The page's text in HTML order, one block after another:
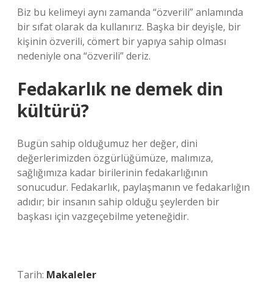
Biz bu kelimeyi aynı zamanda “özverili” anlamında
bir sıfat olarak da kullanırız. Başka bir deyişle, bir
kişinin özverili, cömert bir yapıya sahip olması
nedeniyle ona “özverili” deriz.
Fedakarlık ne demek din
kültürü?
Bugün sahip olduğumuz her değer, dini
değerlerimizden özgürlüğümüze, malımıza,
sağlığımıza kadar birilerinin fedakarlığının
sonucudur. Fedakarlık, paylaşmanın ve fedakarlığın
adıdır; bir insanın sahip olduğu şeylerden bir
başkası için vazgeçebilme yeteneğidir.
Tarih: Makaleler